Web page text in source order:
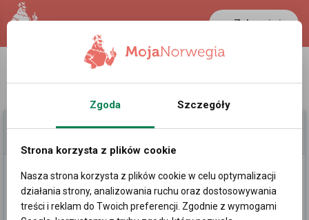
Zaloguj się
LANCASTER
37.3 °C 0.389 PLN
Moje Ogłoszenia Pomoc
Dodaj
Sortowanie losowe
Zgoda Szczegóły
Strona korzysta z plików cookie
Nasza strona korzysta z plików cookie w celu optymalizacji
działania strony, analizowania ruchu oraz dostosowywania
treści i reklam do Twoich preferencji. Zgodnie z wymogami